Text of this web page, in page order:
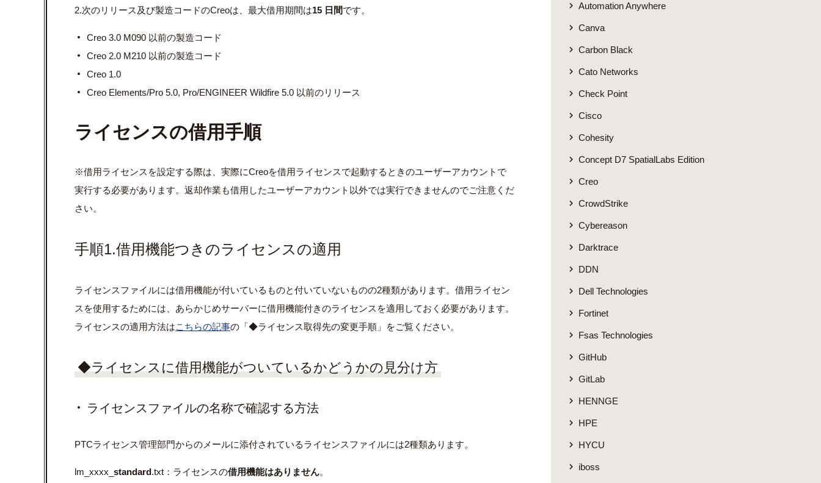
2.次のリリース及び製造コードのCreoは、最⼤借⽤期間は15 ⽇間です。
Creo 3.0 M090 以前の製造コード
Creo 2.0 M210 以前の製造コード
Creo 1.0
Creo Elements/Pro 5.0, Pro/ENGINEER Wildfire 5.0 以前のリリース
ライセンスの借用手順
※借⽤ライセンスを設定する際は、実際にCreoを借⽤ライセンスで起動するときのユーザーアカウントで
実⾏する必要があります。返却作業も借⽤したユーザーアカウント以外では実⾏できませんのでご注意くだ
さい。
手順1.借用機能つきのライセンスの適用
ライセンスファイルには借⽤機能が付いているものと付いていないものの2種類があります。借用ライセン
スを使用するためには、あらかじめサーバーに借⽤機能付きのライセンスを適⽤しておく必要があります。
ライセンスの適用方法はこちらの記事の「◆ライセンス取得先の変更手順」をご覧ください。
◆ライセンスに借用機能がついているかどうかの見分け方
ライセンスファイルの名称で確認する方法
PTCライセンス管理部門からのメールに添付されているライセンスファイルには2種類あります。
lm_xxxx_ standard.txt：ライセンスの借用機能はありません。
Automation Anywhere
Canva
Carbon Black
Cato Networks
Check Point
Cisco
Cohesity
Concept D7 SpatialLabs Edition
Creo
CrowdStrike
Cybereason
Darktrace
DDN
Dell Technologies
Fortinet
Fsas Technologies
GitHub
GitLab
HENNGE
HPE
HYCU
iboss